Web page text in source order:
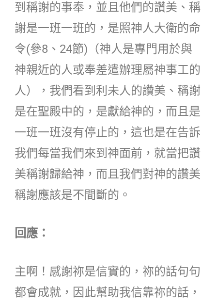
到稱謝的事奉，並且他們的讚美、稱
謝是一班一班的，是照神人大衛的命
令(參8、24節)（神人是專門用於與
神親近的人或奉差遣辦理屬神事工的
人），我們看到利未人的讚美、稱謝
是在聖殿中的，是獻給神的，而且是
一班一班沒有停止的，這也是在告訴
我們每當我們來到神面前，就當把讚
美稱謝歸給神，而且我們對神的讚美
稱謝應該是不間斷的。
回應：
主啊！感謝祢是信實的，祢的話句句
都會成就，因此幫助我信靠祢的話，